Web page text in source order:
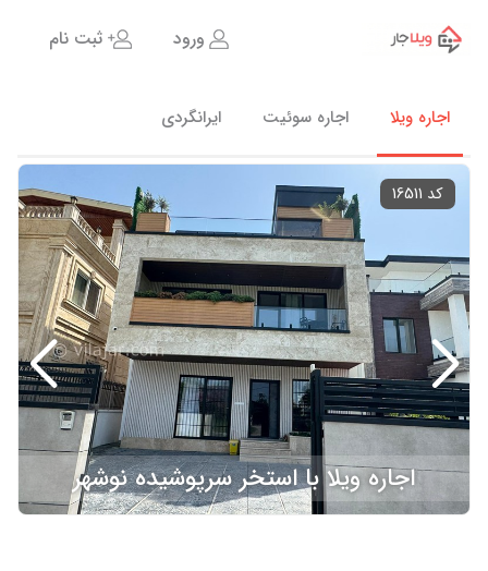
اجاره ویلا اجاره سوئیت ایرانگردی
ورود ثبت نام
اجاره ویلا با استخر سرپوشیده نوشهر
کد 16511